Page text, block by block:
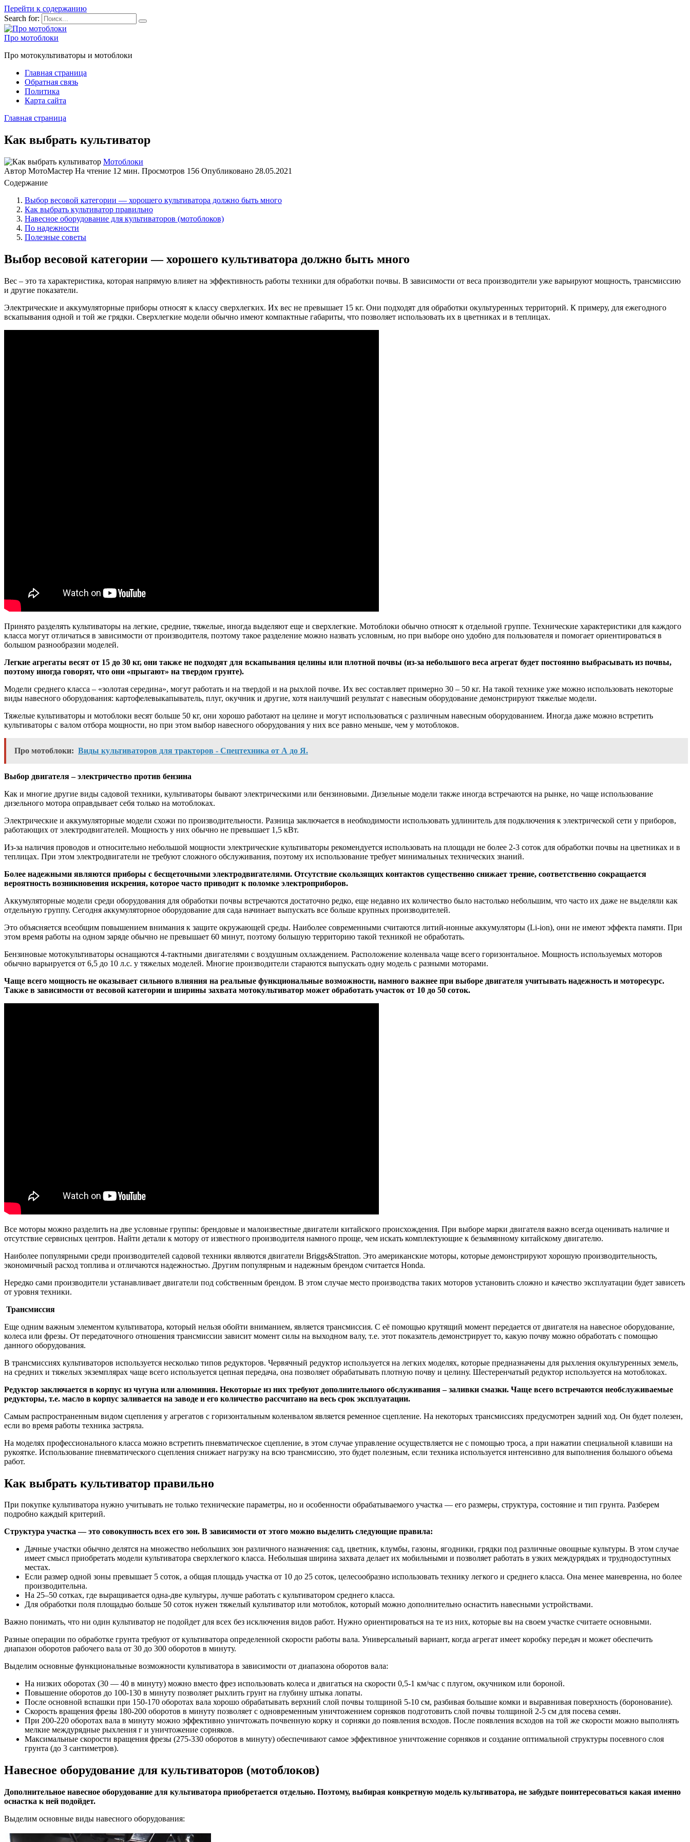
Перейти к содержанию
Search for:
Про мотоблоки
Про мотокультиваторы и мотоблоки
Главная страница
Обратная связь
Политика
Карта сайта
Главная страница
Как выбрать культиватор
Мотоблоки
Автор МотоМастер На чтение 12 мин. Просмотров 156 Опубликовано 28.05.2021
Содержание
Выбор весовой категории — хорошего культиватора должно быть много
Как выбрать культиватор правильно
Навесное оборудование для культиваторов (мотоблоков)
По надежности
Полезные советы
Выбор весовой категории — хорошего культиватора должно быть много
Вес – это та характеристика, которая напрямую влияет на эффективность работы техники для обработки почвы. В зависимости от веса производители уже варьируют мощность, трансмиссию
и другие показатели.
Электрические и аккумуляторные приборы относят к классу сверхлегких. Их вес не превышает 15 кг. Они подходят для обработки окультуренных территорий. К примеру, для ежегодного
вскапывания одной и той же грядки. Сверхлегкие модели обычно имеют компактные габариты, что позволяет использовать их в цветниках и в теплицах.
Принято разделять культиваторы на легкие, средние, тяжелые, иногда выделяют еще и сверхлегкие. Мотоблоки обычно относят к отдельной группе. Технические характеристики для каждого
класса могут отличаться в зависимости от производителя, поэтому такое разделение можно назвать условным, но при выборе оно удобно для пользователя и помогает ориентироваться в
большом разнообразии моделей.
Легкие агрегаты весят от 15 до 30 кг, они также не подходят для вскапывания целины или плотной почвы (из-за небольшого веса агрегат будет постоянно выбрасывать из почвы,
поэтому иногда говорят, что они «прыгают» на твердом грунте).
Модели среднего класса – «золотая середина», могут работать и на твердой и на рыхлой почве. Их вес составляет примерно 30 – 50 кг. На такой технике уже можно использовать некоторые
виды навесного оборудования: картофелевыкапыватель, плуг, окучник и другие, хотя наилучший результат с навесным оборудование демонстрируют тяжелые модели.
Тяжелые культиваторы и мотоблоки весят больше 50 кг, они хорошо работают на целине и могут использоваться с различным навесным оборудованием. Иногда даже можно встретить
культиваторы с валом отбора мощности, но при этом выбор навесного оборудования у них все равно меньше, чем у мотоблоков.
Про мотоблоки: Виды культиваторов для тракторов - Спецтехника от А до Я.
Выбор двигателя – электричество против бензина
Как и многие другие виды садовой техники, культиваторы бывают электрическими или бензиновыми. Дизельные модели также иногда встречаются на рынке, но чаще использование
дизельного мотора оправдывает себя только на мотоблоках.
Электрические и аккумуляторные модели схожи по производительности. Разница заключается в необходимости использовать удлинитель для подключения к электрической сети у приборов,
работающих от электродвигателей. Мощность у них обычно не превышает 1,5 кВт.
Из-за наличия проводов и относительно небольшой мощности электрические культиваторы рекомендуется использовать на площади не более 2-3 соток для обработки почвы на цветниках и в
теплицах. При этом электродвигатели не требуют сложного обслуживания, поэтому их использование требует минимальных технических знаний.
Более надежными являются приборы с бесщеточными электродвигателями. Отсутствие скользящих контактов существенно снижает трение, соответственно сокращается
вероятность возникновения искрения, которое часто приводит к поломке электроприборов.
Аккумуляторные модели среди оборудования для обработки почвы встречаются достаточно редко, еще недавно их количество было настолько небольшим, что часто их даже не выделяли как
отдельную группу. Сегодня аккумуляторное оборудование для сада начинает выпускать все больше крупных производителей.
Это объясняется всеобщим повышением внимания к защите окружающей среды. Наиболее современными считаются литий-ионные аккумуляторы (Li-ion), они не имеют эффекта памяти. При
этом время работы на одном заряде обычно не превышает 60 минут, поэтому большую территорию такой техникой не обработать.
Бензиновые мотокультиваторы оснащаются 4-тактными двигателями с воздушным охлаждением. Расположение коленвала чаще всего горизонтальное. Мощность используемых моторов
обычно варьируется от 6,5 до 10 л.с. у тяжелых моделей. Многие производители стараются выпускать одну модель с разными моторами.
Чаще всего мощность не оказывает сильного влияния на реальные функциональные возможности, намного важнее при выборе двигателя учитывать надежность и моторесурс.
Также в зависимости от весовой категории и ширины захвата мотокультиватор может обработать участок от 10 до 50 соток.
Все моторы можно разделить на две условные группы: брендовые и малоизвестные двигатели китайского происхождения. При выборе марки двигателя важно всегда оценивать наличие и
отсутствие сервисных центров. Найти детали к мотору от известного производителя намного проще, чем искать комплектующие к безымянному китайскому двигателю.
Наиболее популярными среди производителей садовой техники являются двигатели Briggs&Stratton. Это американские моторы, которые демонстрируют хорошую производительность,
экономичный расход топлива и отличаются надежностью. Другим популярным и надежным брендом считается Honda.
Нередко сами производители устанавливает двигатели под собственным брендом. В этом случае место производства таких моторов установить сложно и качество эксплуатации будет зависеть
от уровня техники.
Трансмиссия
Еще одним важным элементом культиватора, который нельзя обойти вниманием, является трансмиссия. С её помощью крутящий момент передается от двигателя на навесное оборудование,
колеса или фрезы. От передаточного отношения трансмиссии зависит момент силы на выходном валу, т.е. этот показатель демонстрирует то, какую почву можно обработать с помощью
данного оборудования.
В трансмиссиях культиваторов используется несколько типов редукторов. Червячный редуктор используется на легких моделях, которые предназначены для рыхления окультуренных земель,
на средних и тяжелых экземплярах чаще всего используется цепная передача, она позволяет обрабатывать плотную почву и целину. Шестеренчатый редуктор используется на мотоблоках.
Редуктор заключается в корпус из чугуна или алюминия. Некоторые из них требуют дополнительного обслуживания – заливки смазки. Чаще всего встречаются необслуживаемые
редукторы, т.е. масло в корпус заливается на заводе и его количество рассчитано на весь срок эксплуатации.
Самым распространенным видом сцепления у агрегатов с горизонтальным коленвалом является ременное сцепление. На некоторых трансмиссиях предусмотрен задний ход. Он будет полезен,
если во время работы техника застряла.
На моделях профессионального класса можно встретить пневматическое сцепление, в этом случае управление осуществляется не с помощью троса, а при нажатии специальной клавиши на
рукоятке. Использование пневматического сцепления снижает нагрузку на всю трансмиссию, это будет полезным, если техника используется интенсивно для выполнения большого объема
работ.
Как выбрать культиватор правильно
При покупке культиватора нужно учитывать не только технические параметры, но и особенности обрабатываемого участка — его размеры, структура, состояние и тип грунта. Разберем
подробно каждый критерий.
Структура участка — это совокупность всех его зон. В зависимости от этого можно выделить следующие правила:
Дачные участки обычно делятся на множество небольших зон различного назначения: сад, цветник, клумбы, газоны, ягодники, грядки под различные овощные культуры. В этом случае
имеет смысл приобретать модели культиватора сверхлегкого класса. Небольшая ширина захвата делает их мобильными и позволяет работать в узких междурядьях и труднодоступных
местах.
Если размер одной зоны превышает 5 соток, а общая площадь участка от 10 до 25 соток, целесообразно использовать технику легкого и среднего класса. Она менее маневренна, но более
производительна.
На 25–50 сотках, где выращивается одна-две культуры, лучше работать с культиватором среднего класса.
Для обработки поля площадью больше 50 соток нужен тяжелый культиватор или мотоблок, который можно дополнительно оснастить навесными устройствами.
Важно понимать, что ни один культиватор не подойдет для всех без исключения видов работ. Нужно ориентироваться на те из них, которые вы на своем участке считаете основными.
Разные операции по обработке грунта требуют от культиватора определенной скорости работы вала. Универсальный вариант, когда агрегат имеет коробку передач и может обеспечить
диапазон оборотов рабочего вала от 30 до 300 оборотов в минуту.
Выделим основные функциональные возможности культиватора в зависимости от диапазона оборотов вала:
На низких оборотах (30 — 40 в минуту) можно вместо фрез использовать колеса и двигаться на скорости 0,5-1 км/час с плугом, окучником или бороной.
Повышение оборотов до 100-130 в минуту позволяет рыхлить грунт на глубину штыка лопаты.
После основной вспашки при 150-170 оборотах вала хорошо обрабатывать верхний слой почвы толщиной 5-10 см, разбивая большие комки и выравнивая поверхность (боронование).
Скорость вращения фрезы 180-200 оборотов в минуту позволяет с одновременным уничтожением сорняков подготовить слой почвы толщиной 2-5 см для посева семян.
При 200-220 оборотах вала в минуту можно эффективно уничтожать почвенную корку и сорняки до появления всходов. После появления всходов на той же скорости можно выполнять
мелкие междурядные рыхления г и уничтожение сорняков.
Максимальные скорости вращения фрезы (275-330 оборотов в минуту) обеспечивают самое эффективное уничтожение сорняков и создание оптимальной структуры посевного слоя
грунта (до 3 сантиметров).
Навесное оборудование для культиваторов (мотоблоков)
Дополнительное навесное оборудование для культиватора приобретается отдельно. Поэтому, выбирая конкретную модель культиватора, не забудьте поинтересоваться какая именно
оснастка к ней подойдет.
Выделим основные виды навесного оборудования: